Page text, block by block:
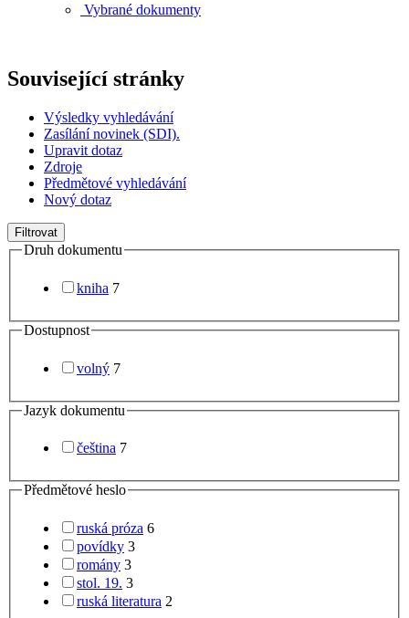
Vybrané dokumenty
Související stránky
Výsledky vyhledávání
Zasílání novinek (SDI).
Upravit dotaz
Zdroje
Předmětové vyhledávání
Nový dotaz
Filtrovat
Druh dokumentu
kniha 7
Dostupnost
volný 7
Jazyk dokumentu
čeština 7
Předmětové heslo
ruská próza 6
povídky 3
romány 3
stol. 19. 3
ruská literatura 2